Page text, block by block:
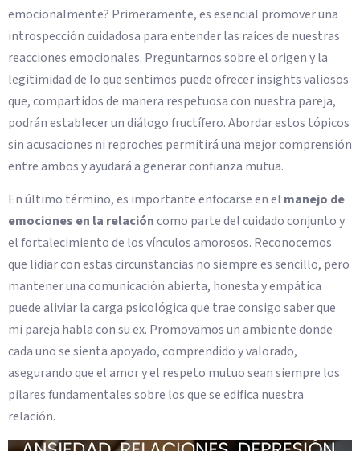
emocionalmente? Primeramente, es esencial promover una
introspección cuidadosa para entender las raíces de nuestras
reacciones emocionales. Preguntarnos sobre el origen y la
legitimidad de lo que sentimos puede ofrecer insights valiosos
que, compartidos de manera respetuosa con nuestra pareja,
podrán establecer un diálogo fructífero. Abordar estos tópicos
sin acusaciones ni reproches permitirá una mejor comprensión
entre ambos y ayudará a generar confianza mutua.
En último término, es importante enfocarse en el manejo de
emociones en la relacióncomo parte del cuidado conjunto y
el fortalecimiento de los vínculos amorosos. Reconocemos
que lidiar con estas circunstancias no siempre es sencillo, pero
mantener una comunicación abierta, honesta y empática
puede aliviar la carga psicológica que trae consigo saber que
mi pareja habla con su ex. Promovamos un ambiente donde
cada uno se sienta apoyado, comprendido y valorado,
asegurando que el amor y el respeto mutuo sean siempre los
pilares fundamentales sobre los que se edifica nuestra
relación.